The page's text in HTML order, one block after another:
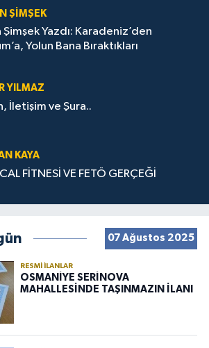
ŞIMŞEK
Şimşek Yazdı: Karadeniz’den
Yolun Bana Bıraktıkları
YILMAZ
İletişim ve Şura..
KAYA
FİTNESİ VE FETÖ GERÇEĞİ
07 Ağustos 2025
RESMI İLANLAR
OSMANİYE SERİNOVA
MAHALLESİNDE TAŞINMAZIN İLANI